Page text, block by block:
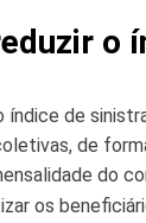
o
índice de
de
do
os